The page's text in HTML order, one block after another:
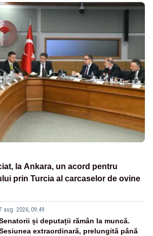
la Ankara, un acord pentru
prin Turcia al carcaselor de ovine
aug. 2026, 09:49
și deputații rămân la muncă.
extraordinară, prelungită până